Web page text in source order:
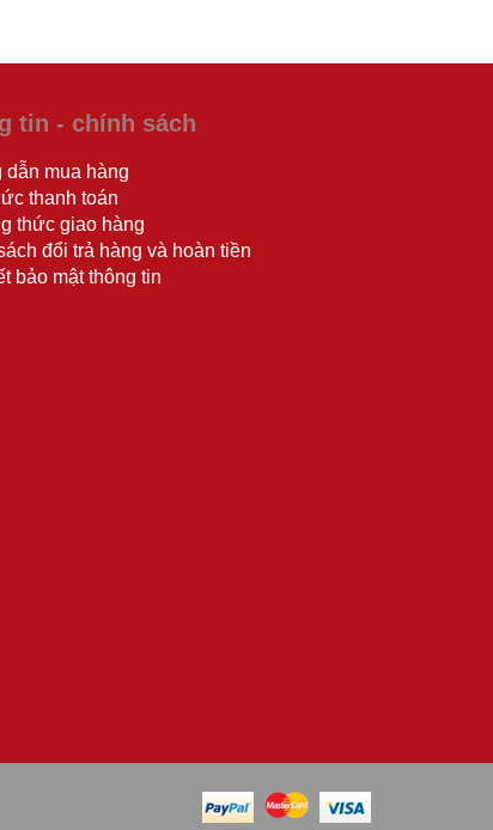
tin - chính sách
dẫn mua hàng
thanh toán
thức giao hàng
đổi trả hàng và hoàn tiền
bảo mật thông tin